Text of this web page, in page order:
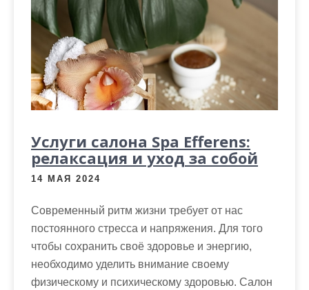
Услуги салона Spa Efferens:
релаксация и уход за собой
14 МАЯ 2024
Современный ритм жизни требует от нас
постоянного стресса и напряжения. Для того
чтобы сохранить своё здоровье и энергию,
необходимо уделить внимание своему
физическому и психическому здоровью. Салон